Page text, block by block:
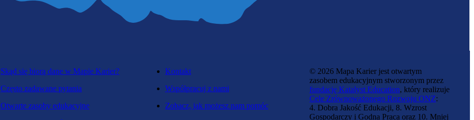
Skąd się biorą dane w Mapie Karier?
Często zadawane pytania
Otwarte zasoby edukacyjne
Kontakt
Współpracuj z nami
Zobacz, jak możesz nam pomóc
© 2026 Mapa Karier jest otwartym
zasobem edukacyjnym stworzonym przez
fundację Katalyst Education, który realizuje
Cele Zrównoważonego Rozwoju ONZ:
4. Dobra Jakość Edukacji, 8. Wzrost
Gospodarczy i Godna Praca oraz 10. Mniej